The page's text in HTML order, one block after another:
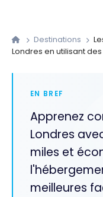
Destinations
Londres en utilisant
EN BREF
Apprenez
Londres
miles et
meilleures